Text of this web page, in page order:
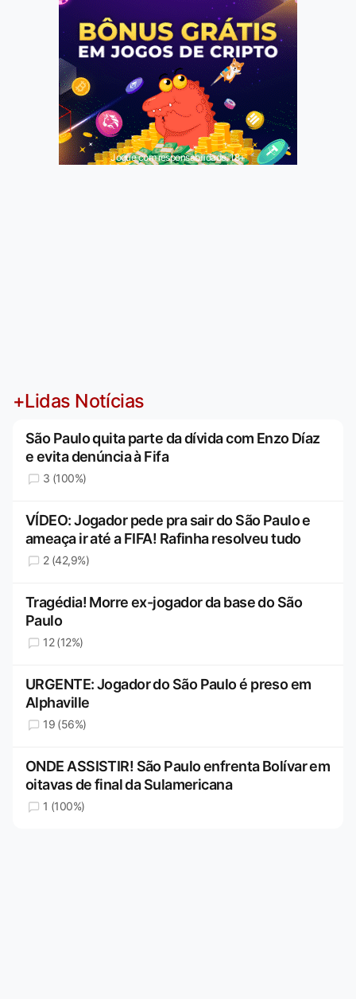
Jogue com responsabilidade. 18+
+Lidas Notícias
São Paulo quita parte da dívida com Enzo Díaz
e evita denúncia à Fifa
3 (100%)
VÍDEO: Jogador pede pra sair do São Paulo e
ameaça ir até a FIFA! Rafinha resolveu tudo
2 (42,9%)
Tragédia! Morre ex-jogador da base do São
Paulo
12 (12%)
URGENTE: Jogador do São Paulo é preso em
Alphaville
19 (56%)
ONDE ASSISTIR! São Paulo enfrenta Bolívar em
oitavas de final da Sulamericana
1 (100%)